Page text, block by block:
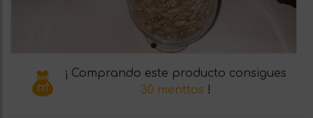
¡ Comprando este producto consigues
30 menttos !